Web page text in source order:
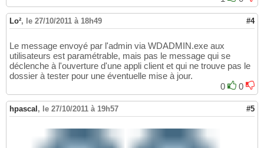
Lo², le 27/10/2011 à 18h49 #4
Le message envoyé par l'admin via WDADMIN.exe aux
utilisateurs est paramétrable, mais pas le message qui se
déclenche à l'ouverture d'une appli client et qui ne trouve pas le
dossier à tester pour une éventuelle mise à jour.
0
0
hpascal , le 27/10/2011 à 19h57 #5